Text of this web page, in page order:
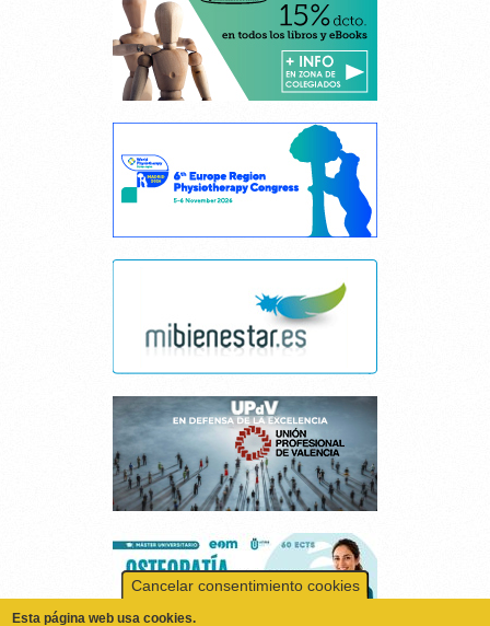
COLEGIADA SILVIA
CESPEDOSA)
Cancelar consentimiento cookies
Esta página web usa cookies.
Las cookies de este sitio web se usan para personalizar el contenido y los